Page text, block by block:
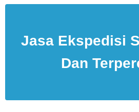
Jasa Ekspedisi
Dan